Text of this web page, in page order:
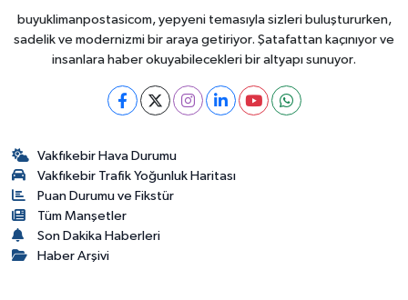
buyuklimanpostasicom, yepyeni temasıyla sizleri buluştururken,
sadelik ve modernizmi bir araya getiriyor. Şatafattan kaçınıyor ve
insanlara haber okuyabilecekleri bir altyapı sunuyor.
Vakfıkebir Hava Durumu
Vakfıkebir Trafik Yoğunluk Haritası
Puan Durumu ve Fikstür
Tüm Manşetler
Son Dakika Haberleri
Haber Arşivi